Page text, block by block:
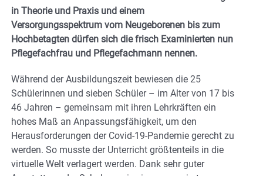
in Theorie und Praxis und einem
Versorgungsspektrum vom Neugeborenen bis zum
Hochbetagten dürfen sich die frisch Examinierten nun
Pflegefachfrau und Pflegefachmann nennen.
Während der Ausbildungszeit bewiesen die 25
Schülerinnen und sieben Schüler – im Alter von 17 bis
46 Jahren – gemeinsam mit ihren Lehrkräften ein
hohes Maß an Anpassungsfähigkeit, um den
Herausforderungen der Covid-19-Pandemie gerecht zu
werden. So musste der Unterricht größtenteils in die
virtuelle Welt verlagert werden. Dank sehr guter